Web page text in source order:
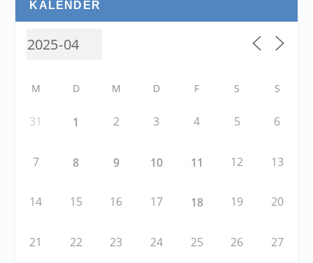
KALENDER
M D M D F S S
31 1 2 3 4 5 6
7 8 9 10 11 12 13
14 15 16 17 18 19 20
21 22 23 24 25 26 27